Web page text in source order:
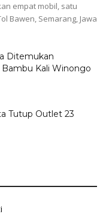
empat mobil, satu
Bawen, Semarang, Jawa
Ditemukan
Kali Winongo
Tutup Outlet 23